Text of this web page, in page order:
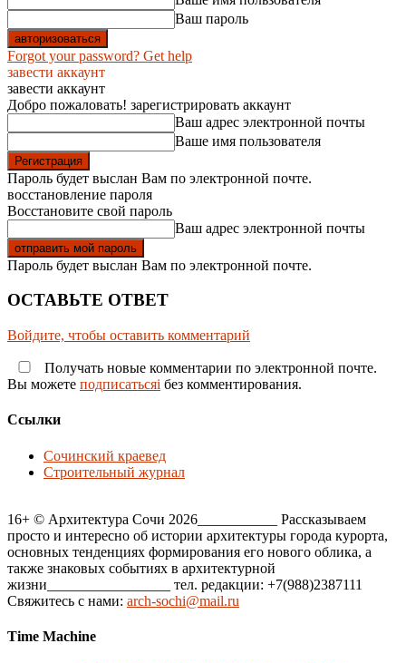
Ваш пароль
Forgot your password? Get help
завести аккаунт
завести аккаунт
Добро пожаловать! зарегистрировать аккаунт
Ваш адрес электронной почты
Ваше имя пользователя
Пароль будет выслан Вам по электронной почте.
восстановление пароля
Восстановите свой пароль
Ваш адрес электронной почты
Пароль будет выслан Вам по электронной почте.
ОСТАВЬТЕ ОТВЕТ
Войдите, чтобы оставить комментарий
Получать новые комментарии по электронной почте.
Вы можете подписатьсяi без комментирования.
Ссылки
Сочинский краевед
Строительный журнал
16+ © Архитектура Сочи 2026___________ Рассказываем
просто и интересно об истории архитектуры города курорта,
основных тенденциях формирования его нового облика, а
также знаковых событиях в архитектурной
жизни_________________ тел. редакции: +7(988)2387111
Свяжитесь с нами: arch-sochi@mail.ru
Time Machine